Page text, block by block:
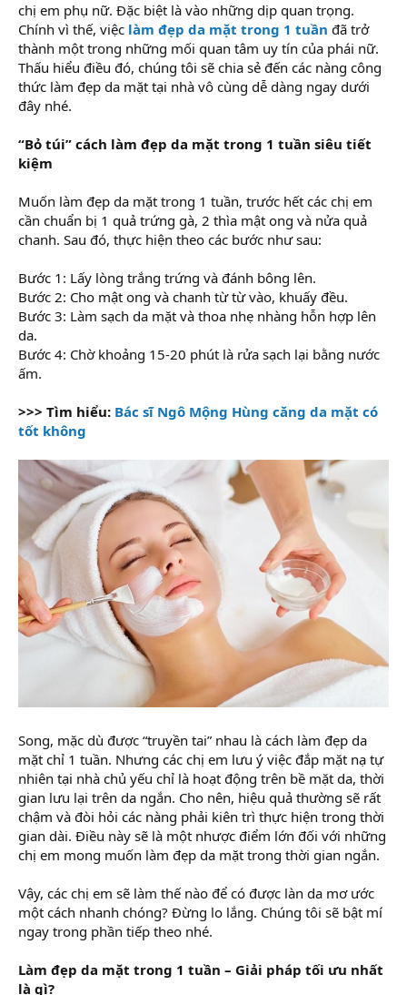
r
t
e
r
chị em phụ nữ. Đặc biệt là vào những dịp quan trọng.
Chính vì thế, việc làm đẹp da mặt trong 1 tuần đã trở
thành một trong những mối quan tâm uy tín của phái nữ.
Thấu hiểu điều đó, chúng tôi sẽ chia sẻ đến các nàng công
thức làm đẹp da mặt tại nhà vô cùng dễ dàng ngay dưới
đây nhé.
“Bỏ túi” cách làm đẹp da mặt trong 1 tuần siêu tiết
kiệm
Muốn làm đẹp da mặt trong 1 tuần, trước hết các chị em
cần chuẩn bị 1 quả trứng gà, 2 thìa mật ong và nửa quả
chanh. Sau đó, thực hiện theo các bước như sau:
Bước 1: Lấy lòng trắng trứng và đánh bông lên.
Bước 2: Cho mật ong và chanh từ từ vào, khuấy đều.
Bước 3: Làm sạch da mặt và thoa nhẹ nhàng hỗn hợp lên
da.
Bước 4: Chờ khoảng 15-20 phút là rửa sạch lại bằng nước
ấm.
>>> Tìm hiểu: Bác sĩ Ngô Mộng Hùng căng da mặt có
tốt không
Song, mặc dù được “truyền tai” nhau là cách làm đẹp da
mặt chỉ 1 tuần. Nhưng các chị em lưu ý việc đắp mặt nạ tự
nhiên tại nhà chủ yếu chỉ là hoạt động trên bề mặt da, thời
gian lưu lại trên da ngắn. Cho nên, hiệu quả thường sẽ rất
chậm và đòi hỏi các nàng phải kiên trì thực hiện trong thời
gian dài. Điều này sẽ là một nhược điểm lớn đối với những
chị em mong muốn làm đẹp da mặt trong thời gian ngắn.
Vậy, các chị em sẽ làm thế nào để có được làn da mơ ước
một cách nhanh chóng? Đừng lo lắng. Chúng tôi sẽ bật mí
ngay trong phần tiếp theo nhé.
Làm đẹp da mặt trong 1 tuần – Giải pháp tối ưu nhất
là gì?